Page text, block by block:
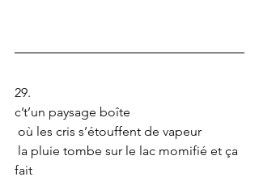
29.
c’t’un paysage boîte
où les cris s’étouffent de vapeur
fait